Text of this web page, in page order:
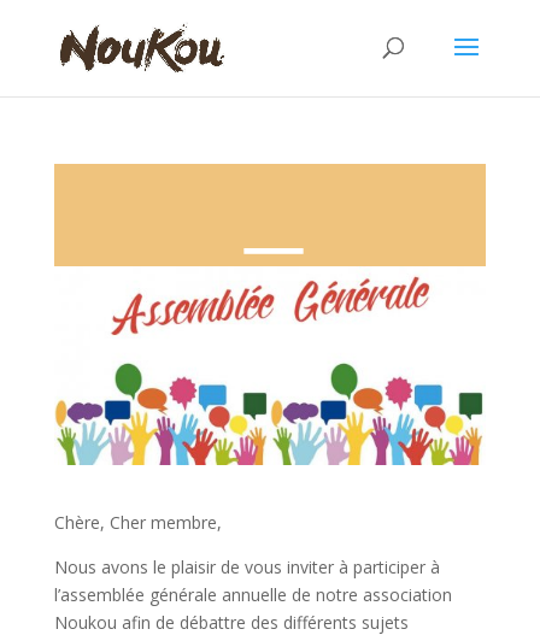
Assemblée générale – Octobre 2023
Chère, Cher membre,
Nous avons le plaisir de vous inviter à participer à
l’assemblée générale annuelle de notre association
Noukou afin de débattre des différents sujets